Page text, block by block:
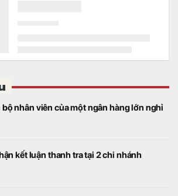
nhân viên của một ngân hàng lớn nghỉ
kết luận thanh tra tại 2 chi nhánh